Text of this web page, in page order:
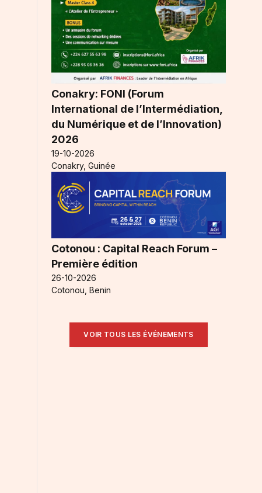
Conakry: FONI (Forum
International de l’Intermédiation,
du Numérique et de l’Innovation)
2026
19-10-2026
Conakry, Guinée
Cotonou : Capital Reach Forum –
Première édition
26-10-2026
Cotonou, Benin
VOIR TOUS LES ÉVÉNEMENTS